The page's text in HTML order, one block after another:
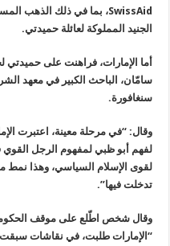
SwissAid، بما في ذلك الذهب
الجنيد المملوكة لعائلة حميدتي.
أما الإمارات، فراهنت على حميدتي
سامّان، الباحث الكبير في معهد
سنغافورة.
وقال: “في مرحلة معينة، اعتبرت
لفهم أبو ظبي لمفهوم الرجل
لقوى الإسلام السياسي، وهذا نمط
تدخلت فيها”.
وقال شخص اطّلع على موقف
“الإمارات طلبت، في نقاشات